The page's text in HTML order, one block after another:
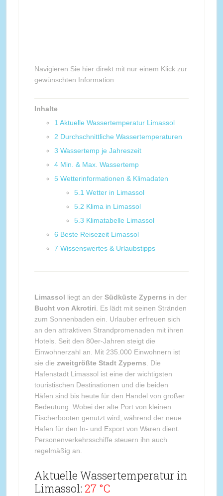
Navigieren Sie hier direkt mit nur einem Klick zur
gewünschten Information:
Inhalte
1 Aktuelle Wassertemperatur Limassol
2 Durchschnittliche Wassertemperaturen
3 Wassertemp je Jahreszeit
4 Min. & Max. Wassertemp
5 Wetterinformationen & Klimadaten
5.1 Wetter in Limassol
5.2 Klima in Limassol
5.3 Klimatabelle Limassol
6 Beste Reisezeit Limassol
7 Wissenswertes & Urlaubstipps
Limassol liegt an der Südküste Zyperns in der
Bucht von Akrotiri . Es lädt mit seinen Stränden
zum Sonnenbaden ein. Urlauber erfreuen sich
an den attraktiven Strandpromenaden mit ihren
Hotels. Seit den 80er-Jahren steigt die
Einwohnerzahl an. Mit 235.000 Einwohnern ist
sie die zweitgrößte Stadt Zyperns . Die
Hafenstadt Limassol ist eine der wichtigsten
touristischen Destinationen und die beiden
Häfen sind bis heute für den Handel von großer
Bedeutung. Wobei der alte Port von kleinen
Fischerbooten genutzt wird, während der neue
Hafen für den In- und Export von Waren dient.
Personenverkehrsschiffe steuern ihn auch
regelmäßig an.
Aktuelle Wassertemperatur in
Limassol: 27 °C